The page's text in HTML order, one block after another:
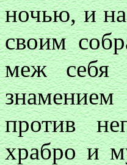
ночью, и на
своим
меж себя
против
храбро и